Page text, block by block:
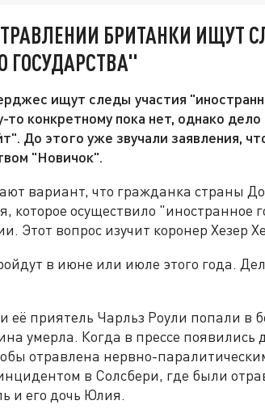
БРИТАНКИ ИЩУТ
ГОСУДАРСТВА"
ищут следы участия
то конкретному пока нет, однако
До этого уже звучали заявления,
"Новичок".
вариант, что гражданка страны
которое осуществило "иностранное
Этот вопрос изучит коронер Хезер
в июне или июле этого года.
её приятель Чарльз Роули попали в
умерла. Когда в прессе появились
отравлена нервно-
в Солсбери, где были
и его дочь Юлия.